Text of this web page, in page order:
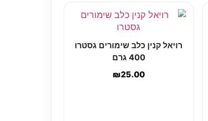
רויאל קנין כלב שימורים גסטרו
400 גרם
₪25.00